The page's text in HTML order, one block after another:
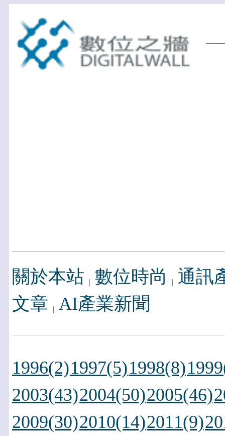
關於本站 數位時尚
通訊
文章 AI產業新聞
1996(2)1997(5)1998(8)
2003(43)2004(50)2005(46)
2009(30)2010(14)2011(9)